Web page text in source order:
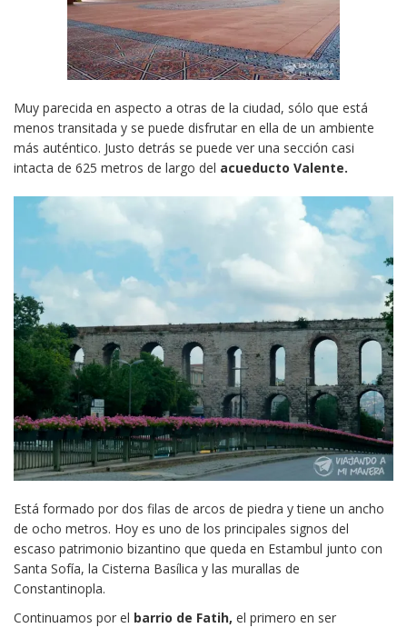
Muy parecida en aspecto a otras de la ciudad, sólo que está
menos transitada y se puede disfrutar en ella de un ambiente
más auténtico. Justo detrás se puede ver una sección casi
intacta de 625 metros de largo del acueducto Valente.
Está formado por dos filas de arcos de piedra y tiene un ancho
de ocho metros. Hoy es uno de los principales signos del
escaso patrimonio bizantino que queda en Estambul junto con
Santa Sofía, la Cisterna Basílica y las murallas de
Constantinopla.
Continuamos por el barrio de Fatih, el primero en ser